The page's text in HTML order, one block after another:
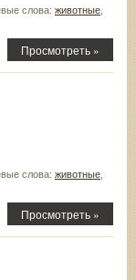
слова: животные
Просмотреть »
слова: животные
Просмотреть »